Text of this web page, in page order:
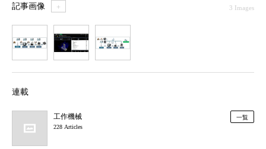
記事画像 ＋ 3 Images
連載
工作機械
228 Articles
一覧